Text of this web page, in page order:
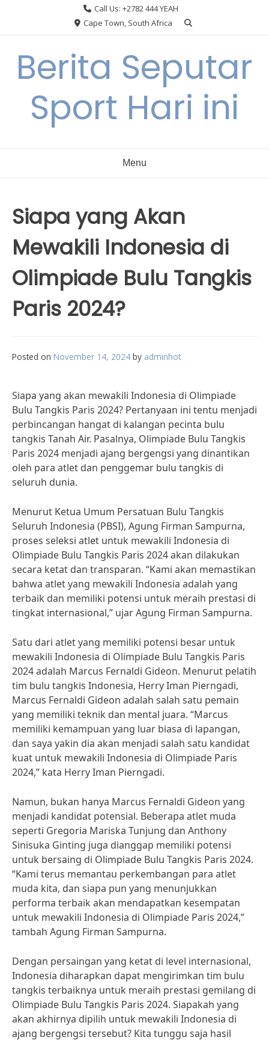
Call Us: +2782 444 YEAH
Cape Town, South Africa
Berita Seputar
Sport Hari ini
Menu
Siapa yang Akan
Mewakili Indonesia di
Olimpiade Bulu Tangkis
Paris 2024?
Posted on November 14, 2024 by adminhot
Siapa yang akan mewakili Indonesia di Olimpiade
Bulu Tangkis Paris 2024? Pertanyaan ini tentu menjadi
perbincangan hangat di kalangan pecinta bulu
tangkis Tanah Air. Pasalnya, Olimpiade Bulu Tangkis
Paris 2024 menjadi ajang bergengsi yang dinantikan
oleh para atlet dan penggemar bulu tangkis di
seluruh dunia.
Menurut Ketua Umum Persatuan Bulu Tangkis
Seluruh Indonesia (PBSI), Agung Firman Sampurna,
proses seleksi atlet untuk mewakili Indonesia di
Olimpiade Bulu Tangkis Paris 2024 akan dilakukan
secara ketat dan transparan. “Kami akan memastikan
bahwa atlet yang mewakili Indonesia adalah yang
terbaik dan memiliki potensi untuk meraih prestasi di
tingkat internasional,” ujar Agung Firman Sampurna.
Satu dari atlet yang memiliki potensi besar untuk
mewakili Indonesia di Olimpiade Bulu Tangkis Paris
2024 adalah Marcus Fernaldi Gideon. Menurut pelatih
tim bulu tangkis Indonesia, Herry Iman Pierngadi,
Marcus Fernaldi Gideon adalah salah satu pemain
yang memiliki teknik dan mental juara. “Marcus
memiliki kemampuan yang luar biasa di lapangan,
dan saya yakin dia akan menjadi salah satu kandidat
kuat untuk mewakili Indonesia di Olimpiade Paris
2024,” kata Herry Iman Pierngadi.
Namun, bukan hanya Marcus Fernaldi Gideon yang
menjadi kandidat potensial. Beberapa atlet muda
seperti Gregoria Mariska Tunjung dan Anthony
Sinisuka Ginting juga dianggap memiliki potensi
untuk bersaing di Olimpiade Bulu Tangkis Paris 2024.
“Kami terus memantau perkembangan para atlet
muda kita, dan siapa pun yang menunjukkan
performa terbaik akan mendapatkan kesempatan
untuk mewakili Indonesia di Olimpiade Paris 2024,”
tambah Agung Firman Sampurna.
Dengan persaingan yang ketat di level internasional,
Indonesia diharapkan dapat mengirimkan tim bulu
tangkis terbaiknya untuk meraih prestasi gemilang di
Olimpiade Bulu Tangkis Paris 2024. Siapakah yang
akan akhirnya dipilih untuk mewakili Indonesia di
ajang bergengsi tersebut? Kita tunggu saja hasil